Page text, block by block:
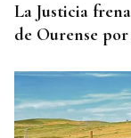
La Justicia
de Ourense